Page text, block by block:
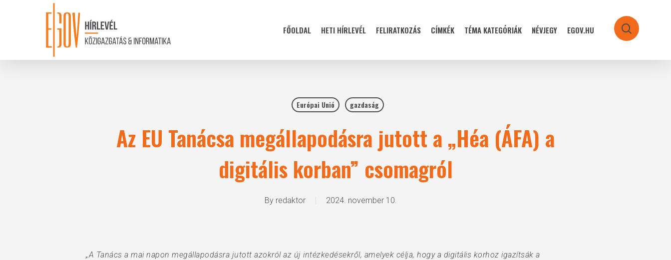
FŐOLDAL HETI HÍRLEVÉL FELIRATKOZÁS CÍMKÉK TÉMA KATEGÓRIÁK NÉVJEGY EGOV.HU search
Európai Unió gazdaság
Az EU Tanácsa megállapodásra jutott a „Héa (ÁFA) a
digitális korban” csomagról
By redaktor 2024. november 10.
„A Tanács a mai napon megállapodásra jutott azokról az új intézkedésekről, amelyek célja, hogy a digitális korhoz igazítsák a